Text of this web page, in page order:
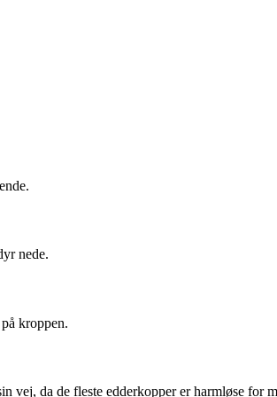
nede.
kroppen.
vej, da de fleste edderkopper er harmløse for